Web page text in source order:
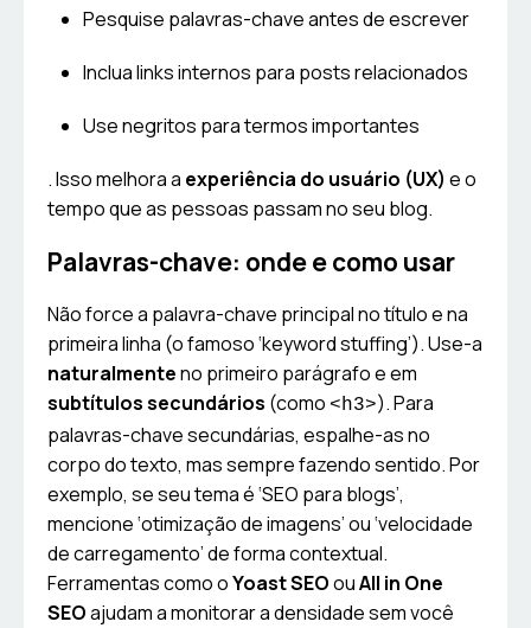
Pesquise palavras-chave antes de escrever
Inclua links internos para posts relacionados
Use negritos para termos importantes
. Isso melhora a experiência do usuário (UX) e o
tempo que as pessoas passam no seu blog.
Palavras-chave: onde e como usar
Não force a palavra-chave principal no título e na
primeira linha (o famoso ‘keyword stuffing’). Use-a
naturalmenteno primeiro parágrafo e em
subtítulos secundários (como <h3>). Para
palavras-chave secundárias, espalhe-as no
corpo do texto, mas sempre fazendo sentido. Por
exemplo, se seu tema é ‘SEO para blogs’,
mencione ‘otimização de imagens’ ou ‘velocidade
de carregamento’ de forma contextual.
Ferramentas como oYoast SEOouAll in One
SEOajudam a monitorar a densidade sem você